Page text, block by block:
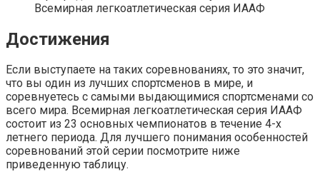
Всемирная легкоатлетическая серия ИААФ
Достижения
Если выступаете на таких соревнованиях, то это значит,
что вы один из лучших спортсменов в мире, и
соревнуетесь с самыми выдающимися спортсменами со
всего мира. Всемирная легкоатлетическая серия ИААФ
состоит из 23 основных чемпионатов в течение 4-х
летнего периода. Для лучшего понимания особенностей
соревнований этой серии посмотрите ниже
приведенную таблицу.